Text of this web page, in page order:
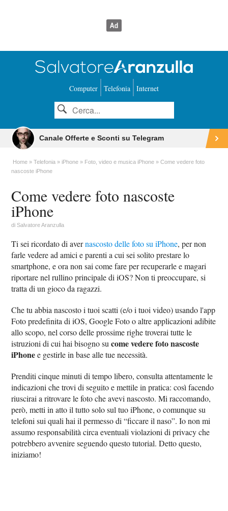
Computer Telefonia Internet
Canale Offerte e Sconti su Telegram
Home Telefonia iPhone Foto, video e musica iPhone
Come vedere foto
nascoste iPhone
Come vedere foto nascoste
iPhone
diSalvatore Aranzulla
Ti sei ricordato di avernascosto delle foto su iPhone, per non
farle vedere ad amici e parenti a cui sei solito prestare lo
smartphone, e ora non sai come fare per recuperarle e magari
riportare nel rullino principale di iOS? Non ti preoccupare, si
tratta di un gioco da ragazzi.
Che tu abbia nascosto i tuoi scatti (e/o i tuoi video) usando l'app
Foto predefinita di iOS, Google Foto o altre applicazioni adibite
allo scopo, nel corso delle prossime righe troverai tutte le
istruzioni di cui hai bisogno sucome vedere foto nascoste
iPhonee gestirle in base alle tue necessità.
Prenditi cinque minuti di tempo libero, consulta attentamente le
indicazioni che trovi di seguito e mettile in pratica: così facendo
riuscirai a ritrovare le foto che avevi nascosto. Mi raccomando,
però, metti in atto il tutto solo sul tuo iPhone, o comunque su
telefoni sui quali hai il permesso di “ficcare il naso”. Io non mi
assumo responsabilità circa eventuali violazioni di privacy che
potrebbero avvenire seguendo questo tutorial. Detto questo,
iniziamo!